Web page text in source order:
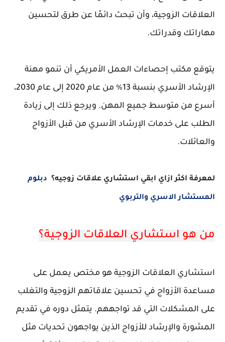
العلاقات الزوجية، وأن تبحث دائمًا عن طرق لتحسين
مهاراتك وقدراتك.
يتوقع مكتب إحصاءات العمل الأمريكي أن تنمو مهنة
الإرشاد الأسري بنسبة 13٪ من عام 2020 إلى عام 2030،
أسرع من متوسط جميع المهن. ويرجع ذلك إلى زيادة
الطلب على خدمات الإرشاد الأسري من قبل الأزواج
والعائلات.
لمعرفة اكثرازاي ابقي استشاري علاقات زوجيه؟ دبلوم
المستشار الاسري والتربوي
من هو استشاري العلاقات الزوجية؟
استشاري العلاقات الزوجية هو مختص يعمل على
مساعدة الأزواج في تحسين علاقاتهم الزوجية والتغلب
على المشكلات التي قد تواجههم. يتمثل دوره في تقديم
المشورة والإرشاد للأزواج الذين يواجهون تحديات مثل